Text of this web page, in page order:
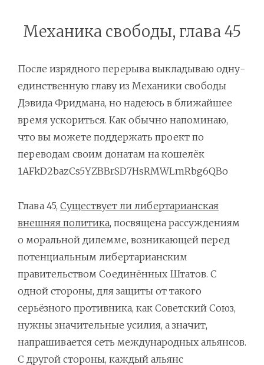
Механика свободы, глава 45
После изрядного перерыва выкладываю одну-
единственную главу из Механики свободы
Дэвида Фридмана, но надеюсь в ближайшее
время ускориться. Как обычно напоминаю,
что вы можете поддержать проект по
переводам своим донатам на кошелёк
1AFkD2bazCs5YZBBrSD7HsRMWLmRbg6QBo
Глава 45, Существует ли либертарианская
внешняя политика, посвящена рассуждениям
о моральной дилемме, возникающей перед
потенциальным либертарианским
правительством Соединённых Штатов. С
одной стороны, для защиты от такого
серьёзного противника, как Советский Союз,
нужны значительные усилия, а значит,
напрашивается сеть международных альянсов.
С другой стороны, каждый альянс